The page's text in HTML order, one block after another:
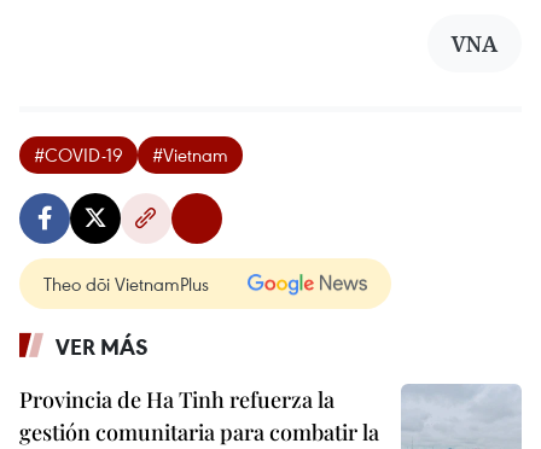
VNA
#COVID-19 #Vietnam
Theo dõi VietnamPlus
VER MÁS
Provincia de Ha Tinh refuerza la
gestión comunitaria para combatir la